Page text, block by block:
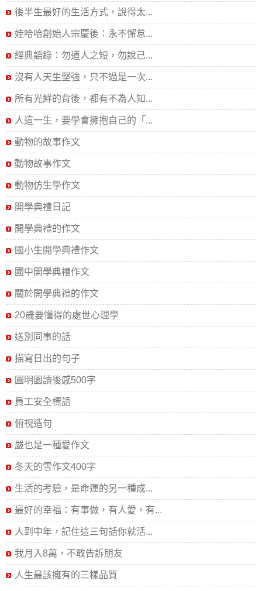
後半生最好的生活方式，說得太...
娃哈哈創始人宗慶後：永不懈怠...
經典語錄：勿道人之短，勿說己...
沒有人天生堅強，只不過是一次...
所有光鮮的背後，都有不為人知...
人這一生，要學會擁抱自己的「...
動物的故事作文
動物故事作文
動物仿生學作文
開學典禮日記
開學典禮的作文
國小生開學典禮作文
國中開學典禮作文
關於開學典禮的作文
20歲要懂得的處世心理學
送別同事的話
描寫日出的句子
圓明園讀後感500字
員工安全標語
俯視造句
嚴也是一種愛作文
冬天的雪作文400字
生活的考驗，是命運的另一種成...
最好的幸福：有事做，有人愛，有...
人到中年，記住這三句話你就活...
我月入8萬，不敢告訴朋友
人生最該擁有的三樣品質